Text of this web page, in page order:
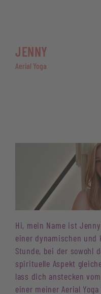
JENNY
Aerial Yoga
Hi, mein Name ist
einer dynamischen und
Stunde, bei der sowohl
spirituelle Aspekt
lass dich anstecken
einer meiner Aerial